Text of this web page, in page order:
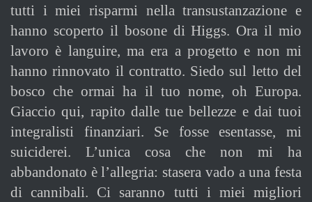
tutti i miei risparmi nella transustanzazione e
hanno scoperto il bosone di Higgs. Ora il mio
lavoro è languire, ma era a progetto e non mi
hanno rinnovato il contratto. Siedo sul letto del
bosco che ormai ha il tuo nome, oh Europa.
Giaccio qui, rapito dalle tue bellezze e dai tuoi
integralisti finanziari. Se fosse esentasse, mi
suiciderei. L’unica cosa che non mi ha
abbandonato è l’allegria: stasera vado a una festa
di cannibali. Ci saranno tutti i miei migliori